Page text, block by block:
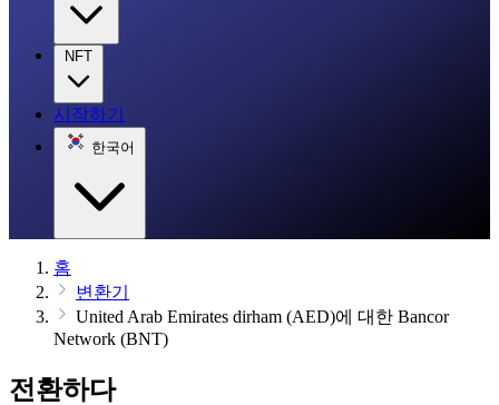
NFT
시작하기
한국어
홈
변환기
United Arab Emirates dirham (AED)에 대한 Bancor
Network (BNT)
전환하다